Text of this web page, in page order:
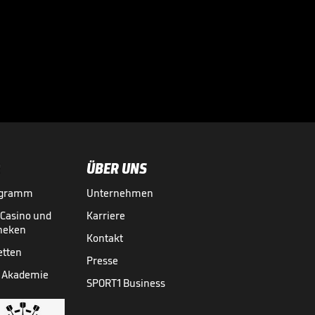
und
Akademie
ÜBER UNS
Unternehmen
Karriere
Kontakt
Presse
SPORT1 Business